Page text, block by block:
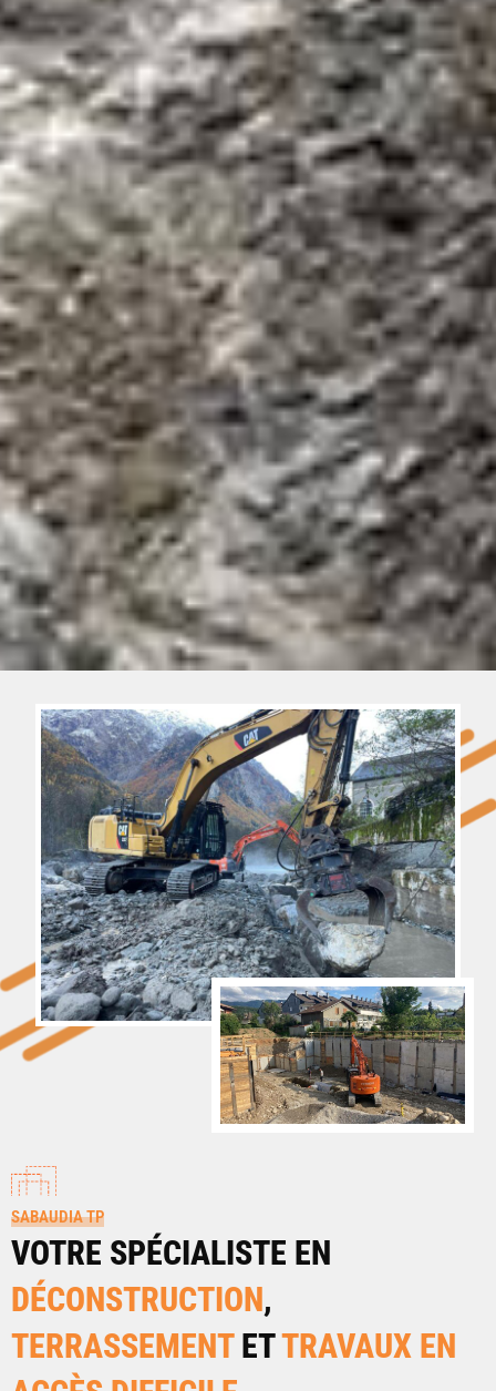
SABAUDIA TP
VOTRE SPÉCIALISTE EN
DÉCONSTRUCTION,
TERRASSEMENTETTRAVAUX EN